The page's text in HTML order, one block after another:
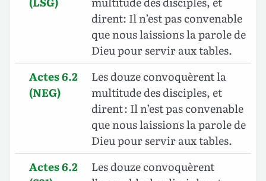
dirent: Il n’est pas convenable
que nous laissions la parole de
Dieu pour servir aux tables.
Actes 6.2
(NEG)
Les douze convoquèrent la
multitude des disciples, et
dirent : Il n’est pas convenable
que nous laissions la parole de
Dieu pour servir aux tables.
Actes 6.2
Les douze convoquèrent